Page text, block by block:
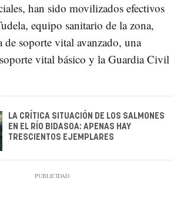
han sido movilizados efectivos
equipo sanitario de la zona,
de soporte vital avanzado, una
vital básico y la Guardia Civil
LA CRÍTICA SITUACIÓN DE LOS SALMONES
EN EL RÍO BIDASOA: APENAS HAY
TRESCIENTOS EJEMPLARES